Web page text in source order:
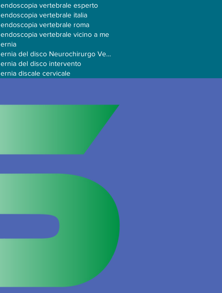
endoscopia vertebrale esperto
endoscopia vertebrale italia
endoscopia vertebrale roma
endoscopia vertebrale vicino a me
ernia
ernia del disco Neurochirurgo Vertebrale
ernia del disco intervento
ernia discale cervicale